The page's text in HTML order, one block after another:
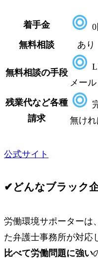
着手金
0
無料相談
あり
無料相談の手段
メール
残業代など各種
請求
無けれ
公式サイト
✔ どんなブラック
労働環境サポーターは
た弁護士事務所が対応
比べて労働問題に強い